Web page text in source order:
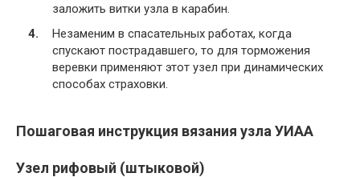
заложить витки узла в карабин.
Незаменим в спасательных работах, когда
спускают пострадавшего, то для торможения
веревки применяют этот узел при динамических
способах страховки.
Пошаговая инструкция вязания узла УИАА
Узел рифовый (штыковой)